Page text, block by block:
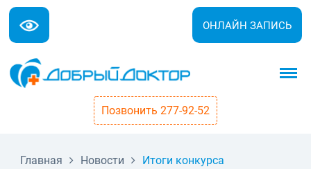
ОНЛАЙН ЗАПИСЬ
Позвонить 277-92-52
Главная Новости Итоги конкурса